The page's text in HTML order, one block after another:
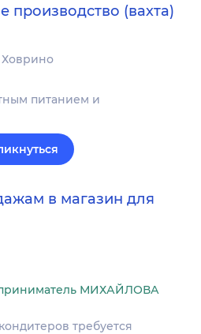
производство (вахта)
Ховрино
питанием и
в магазин для
МИХАЙЛОВА
требуется